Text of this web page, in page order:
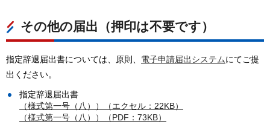
その他の届出（押印は不要です）
指定辞退届出書については、原則、 電子申請届出システムにてご提
出ください。
指定辞退届出書
（様式第一号（八））（エクセル：22KB）
（様式第一号（八））（PDF：73KB）